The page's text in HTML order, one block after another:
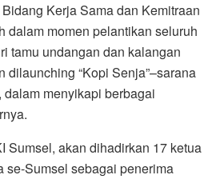
Kerja Sama dan Kemitraan
dalam momen pelantikan seluruh
tamu undangan dan kalangan
dilaunching “Kopi Senja”–sarana
menyikapi berbagai
Sumsel, akan dihadirkan 17 ketua
se-Sumsel sebagai penerima